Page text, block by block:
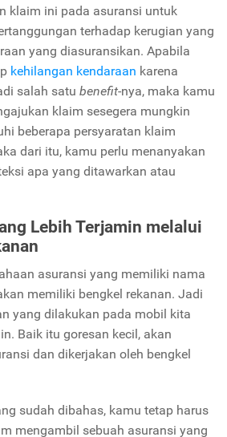
klaim ini pada asuransi untuk
terhadap kerugian yang
yang diasuransikan. Apabila
kehilangan kendaraan karena
salah satu benefit-nya, maka kamu
klaim sesegera mungkin
beberapa persyaratan klaim
dari itu, kamu perlu menanyakan
apa yang ditawarkan atau
Lebih Terjamin melalui
asuransi yang memiliki nama
memiliki bengkel rekanan. Jadi
yang dilakukan pada mobil kita
Baik itu goresan kecil, akan
dan dikerjakan oleh bengkel
sudah dibahas, kamu tetap harus
mengambil sebuah asuransi yang